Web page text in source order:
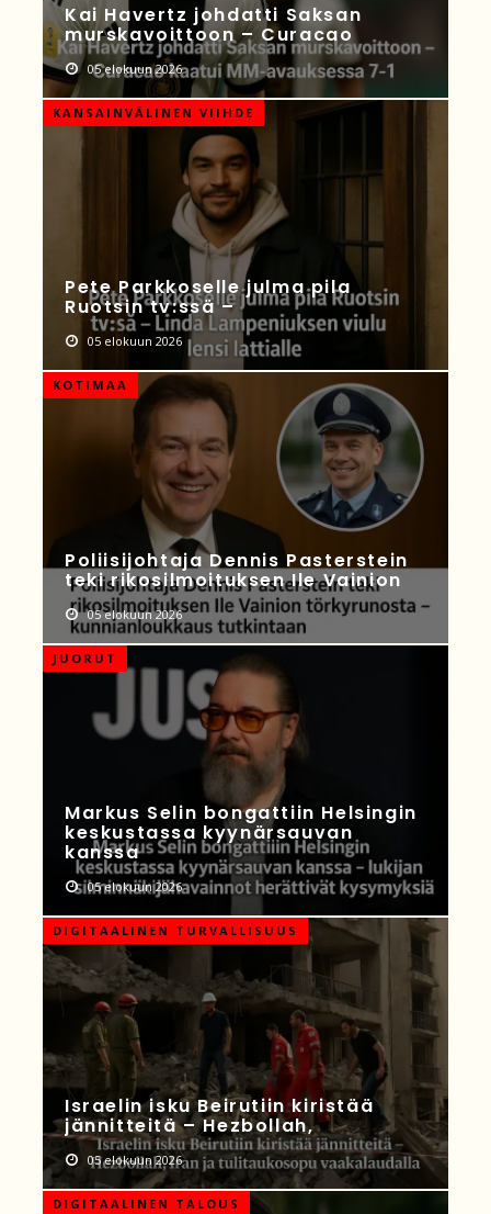
Kai Havertz johdatti Saksan
murskavoittoon – Curacao
05 elokuun 2026
KANSAINVÄLINEN VIIHDE
Pete Parkkoselle julma pila
Ruotsin tv:ssä –
05 elokuun 2026
KOTIMAA
Poliisijohtaja Dennis Pasterstein
teki rikosilmoituksen Ile Vainion
05 elokuun 2026
JUORUT
Markus Selin bongattiin Helsingin
keskustassa kyynärsauvan
kanssa
05 elokuun 2026
DIGITAALINEN TURVALLISUUS
Israelin isku Beirutiin kiristää
jännitteitä – Hezbollah,
05 elokuun 2026
DIGITAALINEN TALOUS